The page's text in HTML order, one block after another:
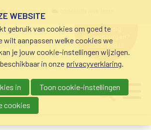
•
hulp nodig
bij geldzorgen?
0800-8115.nl
WEBSITE
gebruik van cookies om goed te
wilt aanpassen welke cookies we
je jouw cookie-instellingen wijzigen.
in onze privacyverklaring.
in
Toon cookie-instellingen
cookies